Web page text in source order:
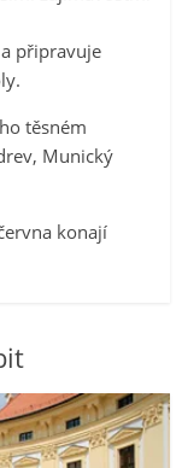
připravuje
těsném
Munický
konají